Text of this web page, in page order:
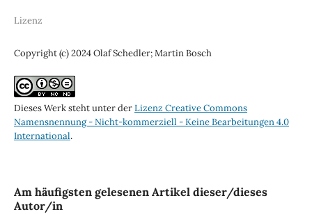
Lizenz
Copyright (c) 2024 Olaf Schedler; Martin Bosch
Dieses Werk steht unter derLizenz Creative Commons
Namensnennung - Nicht-kommerziell - Keine Bearbeitungen 4.0
International.
Am häufigsten gelesenen Artikel dieser/dieses
Autor/in